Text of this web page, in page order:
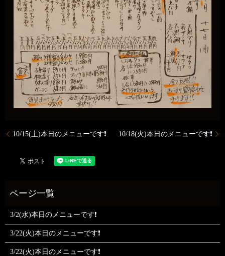
10/15(土)本日のメニューです❗ 10/18(火)本日のメニューです❗
3/2(水)本日のメニューです❗
3/22(火)本日のメニューです❗
3/22(火)本日のメニューです❗